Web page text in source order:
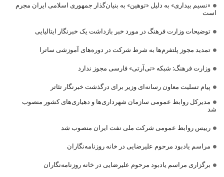
«نسیم بیداری» به دلیل «توهین» به بنیان‌گذار جمهوری اسلامی ایران مجرم
است
توضیحات وزارت فرهنگ در مورد خبر بازداشت یک خبرنگار ایتالیایی
تمدید مجوز پلتفرم‌ها به شرط شرکت در دوره‌های آموزشی ساترا
وزارت فرهنگ: شبکه «تی‌آرتی» فارسی مجوز ندارد
پیام تسلیت معاون رسانه‌ای وزیر برای درگذشت خبرنگار تئاتر
مدیرکل روابط عمومی سازمان شهرداری‌ها و دهیاری‌های کشور منصوب
شد
رییس روابط عمومی شرکت ملی نفت ایران منصوب شد
مراسم یادبود مرحوم علیرضایی در خانه روزنامه‌نگاران
برگزاری مراسم یادبود مرحوم علیرضایی در خانه روزنامه‌نگاران